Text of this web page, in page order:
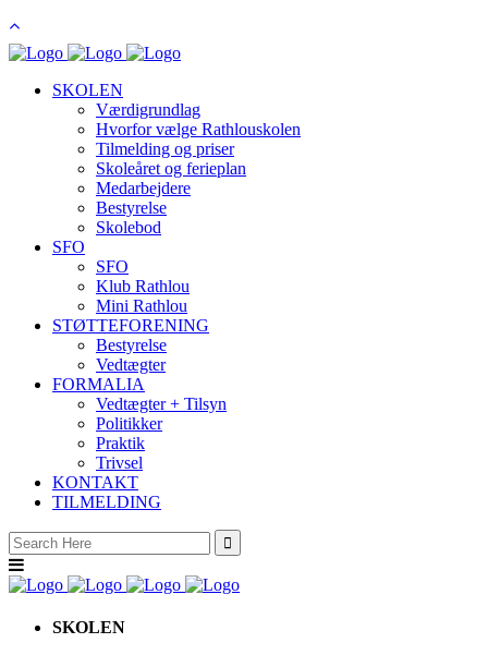
SKOLEN
Værdigrundlag
Hvorfor vælge Rathlouskolen
Tilmelding og priser
Skoleåret og ferieplan
Medarbejdere
Bestyrelse
Skolebod
SFO
SFO
Klub Rathlou
Mini Rathlou
STØTTEFORENING
Bestyrelse
Vedtægter
FORMALIA
Vedtægter + Tilsyn
Politikker
Praktik
Trivsel
KONTAKT
TILMELDING
Search
for:
SKOLEN